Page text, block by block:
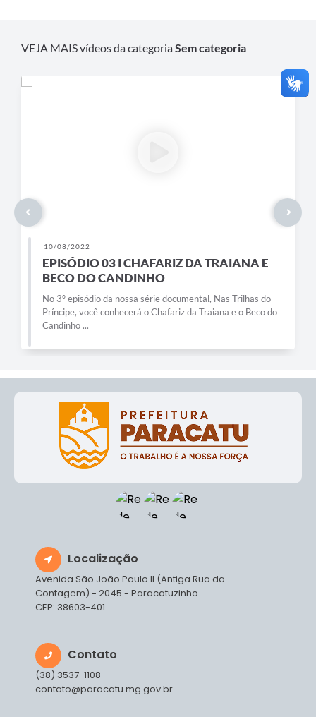
VEJA MAIS vídeos da categoriaSem categoria
10/08/2022
EPISÓDIO 03 I CHAFARIZ DA TRAIANA E
BECO DO CANDINHO
No 3º episódio da nossa série documental, Nas Trilhas do
Príncipe, você conhecerá o Chafariz da Traiana e o Beco do
Candinho ...
Localização
Avenida São João Paulo II (Antiga Rua da
Contagem) - 2045 - Paracatuzinho
CEP: 38603-401
Contato
(38) 3537-1108
contato@paracatu.mg.gov.br